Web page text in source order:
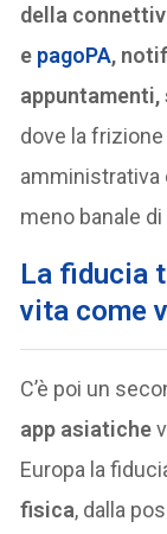
della
e pagoPA,
dove la
amministrativa
meno banale
La fiducia
vita come
C’è poi un
app asiatiche
Europa la
fisica, dalla